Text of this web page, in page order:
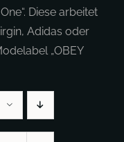
Diese arbeitet
Adidas oder
„OBEY